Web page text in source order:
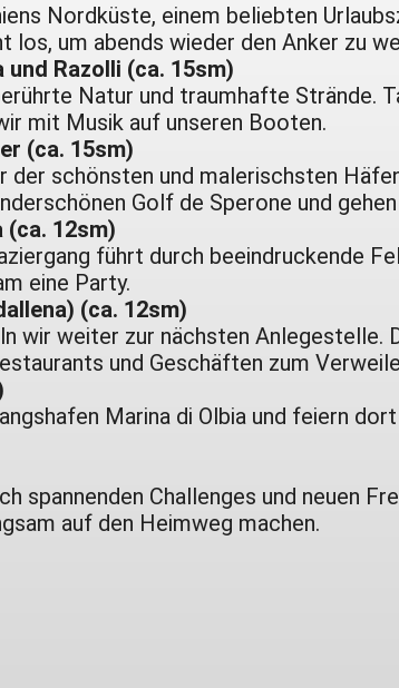
Nordküste, einem beliebten
um abends wieder den Anker zu
Razolli (ca. 15sm)
Natur und traumhafte Strände.
mit Musik auf unseren Booten.
(ca. 15sm)
schönsten und malerischsten
Golf de Sperone und
(ca. 12sm)
führt durch beeindruckende
eine Party.
(ca. 12sm)
wir weiter zur nächsten Anlegestelle.
und Geschäften zum
Marina di Olbia und feiern
spannenden Challenges und neuen
auf den Heimweg machen.